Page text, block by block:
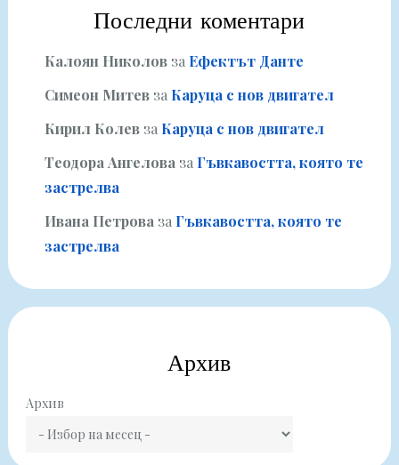
Последни коментари
Калоян Николовза Ефектът Данте
Симеон Митевза Каруца с нов двигател
Кирил Колевза Каруца с нов двигател
Теодора Ангеловаза Гъвкавостта, която те
застрелва
Ивана Петроваза Гъвкавостта, която те
застрелва
Архив
Архив